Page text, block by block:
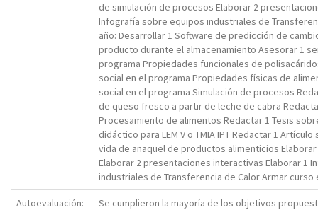
de simulación de procesos Elaborar 2
Infografía sobre equipos industriales de
año: Desarrollar 1 Software de predicción de
producto durante el almacenamiento Asesorar 1
programa Propiedades funcionales de
social en el programa Propiedades físicas de
social en el programa Simulación de procesos
de queso fresco a partir de leche de cabra
Procesamiento de alimentos Redactar 1 Tesis
didáctico para LEM V o TMIA IPT Redactar 1
vida de anaquel de productos alimenticios
Elaborar 2 presentaciones interactivas Elaborar 1
industriales de Transferencia de Calor Armar curso
Autoevaluación:
Se cumplieron la mayoría de los objetivos